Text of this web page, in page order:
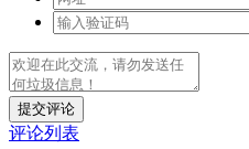
提交评论
评论列表